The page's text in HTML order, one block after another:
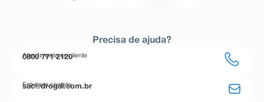
Precisa de ajuda?
Atendimento ao cliente
0800 771 2120
Entre em contato
sac@drogal.com.br